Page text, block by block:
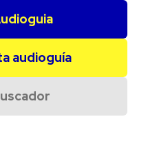
audioguía